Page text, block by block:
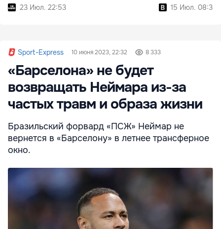
23 Июл. 22:53
15 Июл. 08:39
Sport-Express 10 июня 2023, 22:32 8 333
«Барселона» не будет
возвращать Неймара из-за
частых травм и образа жизни
Бразильский форвард «ПСЖ» Неймар не
вернется в «Барселону» в летнее трансферное
окно.